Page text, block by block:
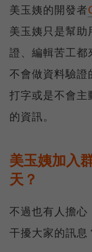
美玉姨的開發者
美玉姨只是幫
證、編輯苦工
不會做資料驗證
打字或是不會主
的資訊。
美玉姨加入
天？
不過也有人擔心
干擾大家的訊息